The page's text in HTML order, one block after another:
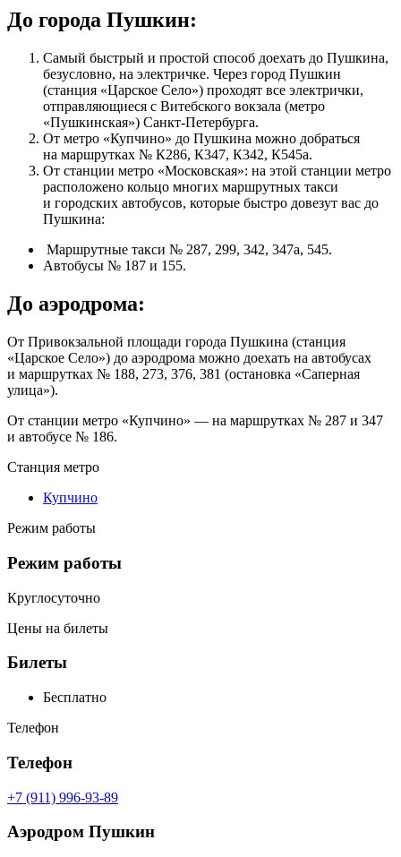
До города Пушкин:
Самый быстрый и простой способ доехать до Пушкина,
безусловно, на электричке. Через город Пушкин
(станция «Царское Село») проходят все электрички,
отправляющиеся с Витебского вокзала (метро
«Пушкинская») Санкт-Петербурга.
От метро «Купчино» до Пушкина можно добраться
на маршрутках № К286, К347, К342, К545а.
От станции метро «Московская»: на этой станции метро
расположено кольцо многих маршрутных такси
и городских автобусов, которые быстро довезут вас до
Пушкина:
Маршрутные такси № 287, 299, 342, 347а, 545.
Автобусы № 187 и 155.
До аэродрома:
От Привокзальной площади города Пушкина (станция
«Царское Село») до аэродрома можно доехать на автобусах
и маршрутках № 188, 273, 376, 381 (остановка «Саперная
улица»).
От станции метро «Купчино» — на маршрутках № 287 и 347
и автобусе № 186.
Станция метро
Купчино
Режим работы
Режим работы
Круглосуточно
Цены на билеты
Билеты
Бесплатно
Телефон
Телефон
+7 (911) 996-93-89
Аэродром Пушкин